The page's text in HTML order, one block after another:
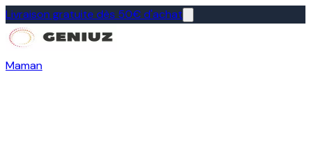
Livraison gratuite dès 50€ d'achat
Maman